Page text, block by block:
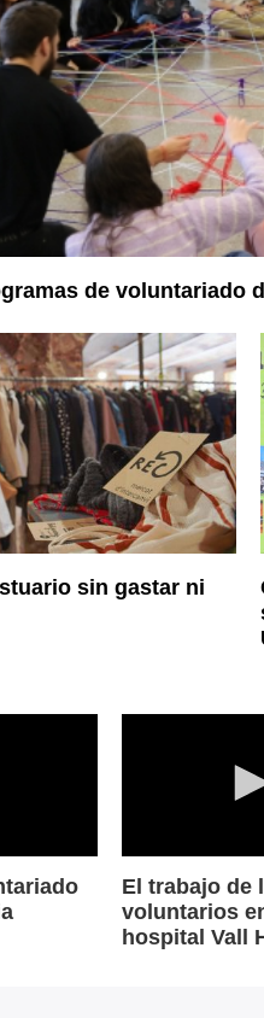
de voluntariado
sin gastar ni
seconds
of
0
secondsVolume
El trabajo de
voluntarios
hospital Vall